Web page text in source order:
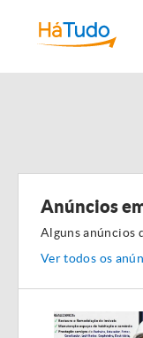
Anúncios
Alguns anúncios
Ver todos os